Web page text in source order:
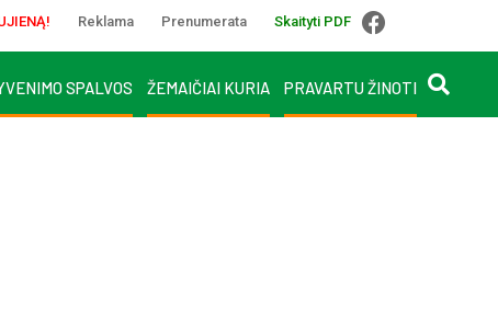
Reklama Prenumerata Skaityti PDF
SPALVOS ŽEMAIČIAI KURIA PRAVARTU ŽINOTI